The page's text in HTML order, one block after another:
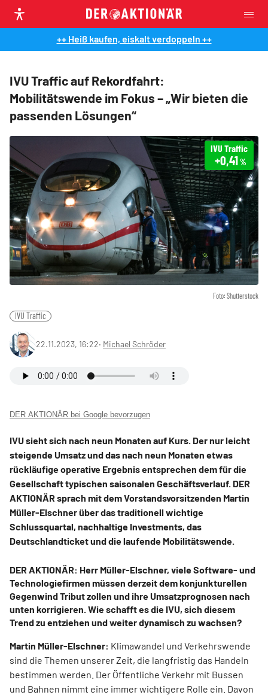
++ Heiß kaufen, eiskalt verdoppeln ++
IVU Traffic auf Rekordfahrt:
Mobilitätswende im Fokus – „Wir bieten die
passenden Lösungen“
Foto: Shutterstock
IVU Traffic
+0,41 %
IVU Traffic
22.11.2023, 16:22‧ Michael Schröder
DER AKTIONÄR bei Google bevorzugen
IVU sieht sich nach neun Monaten auf Kurs. Der nur leicht
steigende Umsatz und das nach neun Monaten etwas
rückläufige operative Ergebnis entsprechen dem für die
Gesellschaft typischen saisonalen Geschäftsverlauf. DER
AKTIONÄR sprach mit dem Vorstandsvorsitzenden Martin
Müller-Elschner über das traditionell wichtige
Schlussquartal, nachhaltige Investments, das
Deutschlandticket und die laufende Mobilitätswende.
DER AKTIONÄR: Herr Müller-Elschner, viele Software- und
Technologiefirmen müssen derzeit dem konjunkturellen
Gegenwind Tribut zollen und ihre Umsatzprognosen nach
unten korrigieren. Wie schafft es die IVU, sich diesem
Trend zu entziehen und weiter dynamisch zu wachsen?
Martin Müller-Elschner: Klimawandel und Verkehrswende
sind die Themen unserer Zeit, die langfristig das Handeln
bestimmen werden. Der Öffentliche Verkehr mit Bussen
und Bahnen nimmt eine immer wichtigere Rolle ein. Davon